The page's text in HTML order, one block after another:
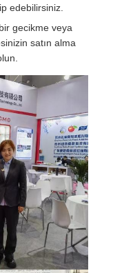
edebilirsiniz.
gecikme veya
satın alma